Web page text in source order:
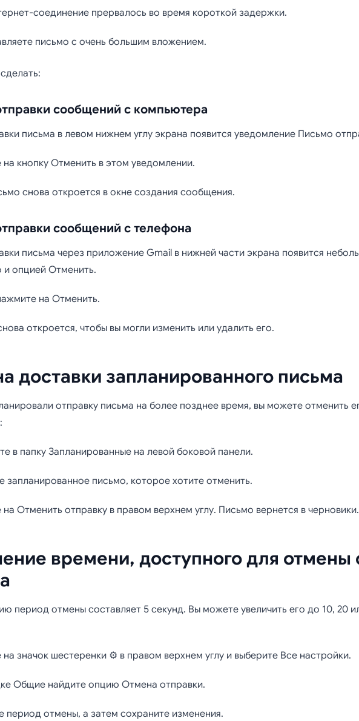
соединение прервалось во время короткой задержки.
письмо с очень большим вложением.
сообщений с компьютера
письма в левом нижнем углу экрана появится уведомление Письмо
кнопку Отменить в этом уведомлении.
снова откроется в окне создания сообщения.
сообщений с телефона
письма через приложение Gmail в нижней части экрана появится
и опцией Отменить.
на Отменить.
откроется, чтобы вы могли изменить или удалить его.
доставки запланированного письма
отправку письма на более позднее время, вы можете отменить
в папку Запланированные на левой боковой панели.
запланированное письмо, которое хотите отменить.
Отменить отправку в правом верхнем углу. Письмо вернется в черновики.
времени, доступного для отмены
период отмены составляет 5 секунд. Вы можете увеличить его до 10, 20
значок шестеренки ⚙️ в правом верхнем углу и выберите Все настройки.
Общие найдите опцию Отмена отправки.
период отмены, а затем сохраните изменения.